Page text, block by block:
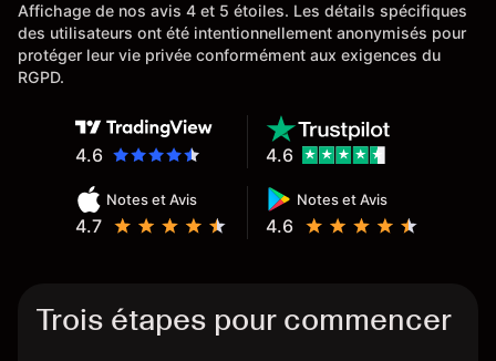
Affichage de nos avis 4 et 5 étoiles. Les détails spécifiques
des utilisateurs ont été intentionnellement anonymisés pour
protéger leur vie privée conformément aux exigences du
RGPD.
4.6
Notes et Avis
4.7
Notes et Avis
4.6
4.6
Trois étapes pour commencer